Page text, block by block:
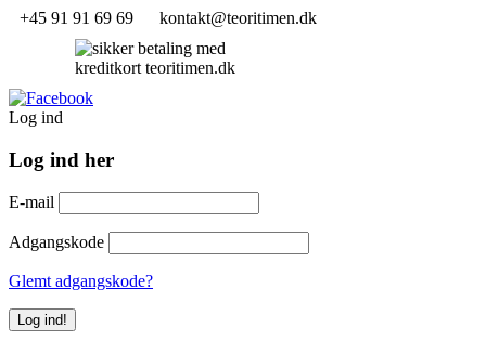
+45 91 91 69 69 kontakt@teoritimen.dk
Log ind
Log ind her
E-mail
Adgangskode
Glemt adgangskode?